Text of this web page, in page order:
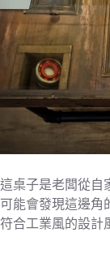
這桌子是老闆從自
可能會發現這邊角
符合工業風的設計